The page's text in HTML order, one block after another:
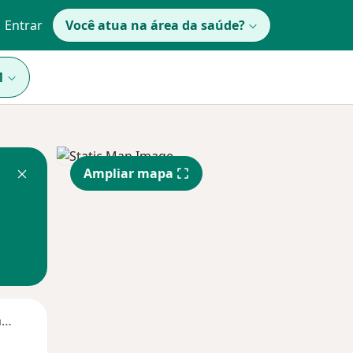
Entrar Você atua na área da saúde?
Segunda-feira
Ampliar mapa